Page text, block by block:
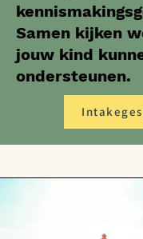
Samen kijken
jouw kind
ondersteunen.